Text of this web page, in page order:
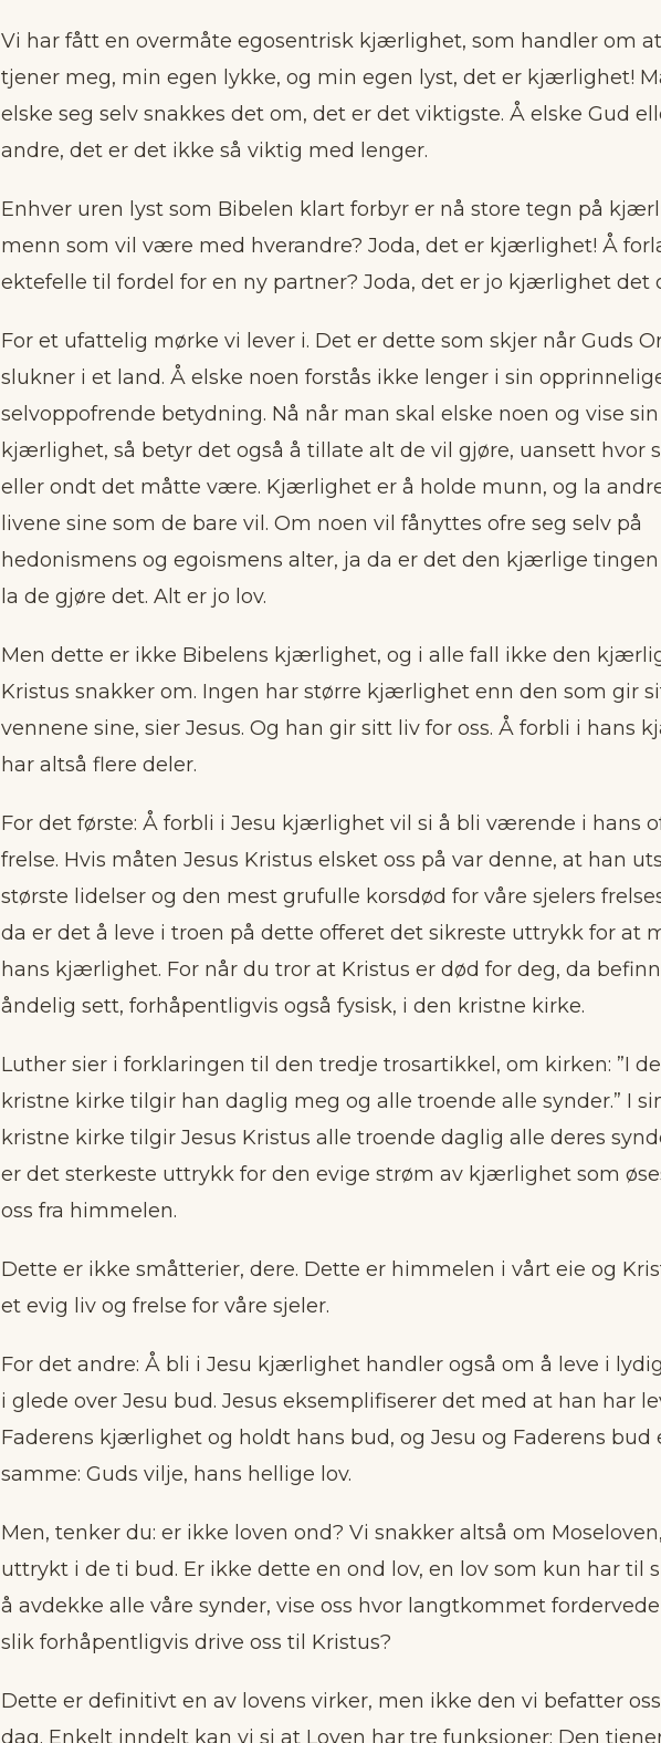
Vi har fått en overmåte egosentrisk kjærlighet, som handler om
tjener meg, min egen lykke, og min egen lyst, det er kjærlighet!
elske seg selv snakkes det om, det er det viktigste. Å elske Gud
andre, det er det ikke så viktig med lenger.
Enhver uren lyst som Bibelen klart forbyr er nå store tegn på
menn som vil være med hverandre? Joda, det er kjærlighet! Å
ektefelle til fordel for en ny partner? Joda, det er jo kjærlighet det
For et ufattelig mørke vi lever i. Det er dette som skjer når Guds
slukner i et land. Å elske noen forstås ikke lenger i sin
selvoppofrende betydning. Nå når man skal elske noen og vise sin
kjærlighet, så betyr det også å tillate alt de vil gjøre, uansett hvor
eller ondt det måtte være. Kjærlighet er å holde munn, og la
livene sine som de bare vil. Om noen vil fånyttes ofre seg selv på
hedonismens og egoismens alter, ja da er det den kjærlige tingen
la de gjøre det. Alt er jo lov.
Men dette er ikke Bibelens kjærlighet, og i alle fall ikke den
Kristus snakker om. Ingen har større kjærlighet enn den som gir
vennene sine, sier Jesus. Og han gir sitt liv for oss. Å forbli i hans
har altså flere deler.
For det første: Å forbli i Jesu kjærlighet vil si å bli værende i hans
frelse. Hvis måten Jesus Kristus elsket oss på var denne, at han
største lidelser og den mest grufulle korsdød for våre sjelers
da er det å leve i troen på dette offeret det sikreste uttrykk for at
hans kjærlighet. For når du tror at Kristus er død for deg, da
åndelig sett, forhåpentligvis også fysisk, i den kristne kirke.
Luther sier i forklaringen til den tredje trosartikkel, om kirken: ”I
kristne kirke tilgir han daglig meg og alle troende alle synder.” I
kristne kirke tilgir Jesus Kristus alle troende daglig alle deres
er det sterkeste uttrykk for den evige strøm av kjærlighet som
oss fra himmelen.
Dette er ikke småtterier, dere. Dette er himmelen i vårt eie og
et evig liv og frelse for våre sjeler.
For det andre: Å bli i Jesu kjærlighet handler også om å leve i
i glede over Jesu bud. Jesus eksemplifiserer det med at han har
Faderens kjærlighet og holdt hans bud, og Jesu og Faderens bud
samme: Guds vilje, hans hellige lov.
Men, tenker du: er ikke loven ond? Vi snakker altså om
uttrykt i de ti bud. Er ikke dette en ond lov, en lov som kun har til
å avdekke alle våre synder, vise oss hvor langtkommet
slik forhåpentligvis drive oss til Kristus?
Dette er definitivt en av lovens virker, men ikke den vi befatter
dag. Enkelt inndelt kan vi si at Loven har tre funksjoner: Den